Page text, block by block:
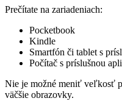
Prečítate na zariadeniach:
Pocketbook
Kindle
Smartfón či tablet s
Počítač s príslušnou
Nie je možné meniť veľkosť
väčšie obrazovky.